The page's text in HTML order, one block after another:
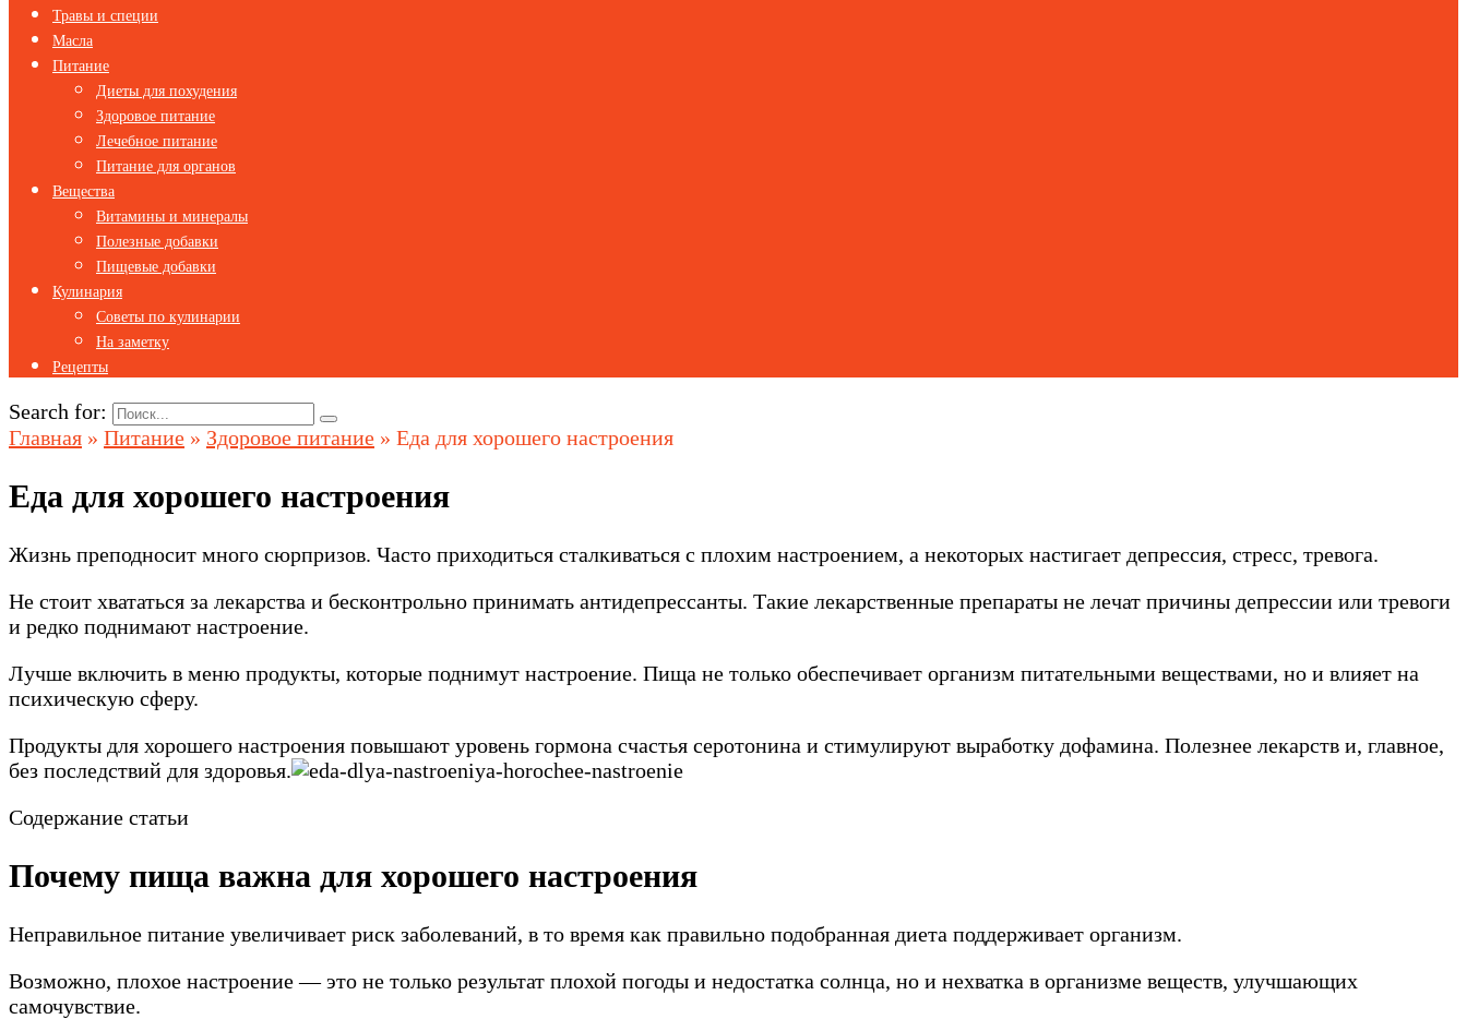
Травы и специи
Масла
Питание
Диеты для похудения
Здоровое питание
Лечебное питание
Питание для органов
Вещества
Витамины и минералы
Полезные добавки
Пищевые добавки
Кулинария
Советы по кулинарии
На заметку
Рецепты
Search for:
Главная » Питание » Здоровое питание » Еда для хорошего настроения
Еда для хорошего настроения
Жизнь преподносит много сюрпризов. Часто приходиться сталкиваться с плохим настроением, а некоторых настигает депрессия, стресс, тревога.
Не стоит хвататься за лекарства и бесконтрольно принимать антидепрессанты. Такие лекарственные препараты не лечат причины депрессии или тревоги
и редко поднимают настроение.
Лучше включить в меню продукты, которые поднимут настроение. Пища не только обеспечивает организм питательными веществами, но и влияет на
психическую сферу.
Продукты для хорошего настроения повышают уровень гормона счастья серотонина и стимулируют выработку дофамина. Полезнее лекарств и, главное,
без последствий для здоровья.
Содержание статьи
Почему пища важна для хорошего настроения
Неправильное питание увеличивает риск заболеваний, в то время как правильно подобранная диета поддерживает организм.
Возможно, плохое настроение — это не только результат плохой погоды и недостатка солнца, но и нехватка в организме веществ, улучшающих
самочувствие.